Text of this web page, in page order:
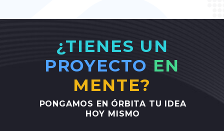
¿TIENES UN
PROYECTO EN
MENTE?
PONGAMOS EN ÓRBITA TU IDEA
HOY MISMO